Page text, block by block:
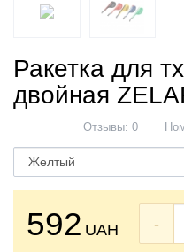
Ракетка для
двойная
Отзывы: 0
592 UAH -